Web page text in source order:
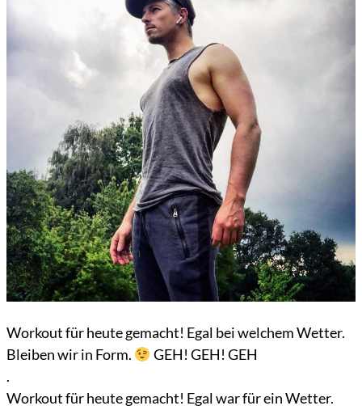
Workout für heute gemacht! Egal bei welchem ​​Wetter.
Bleiben wir in Form.
GEH! GEH! GEH
.
Workout für heute gemacht! Egal war für ein Wetter.